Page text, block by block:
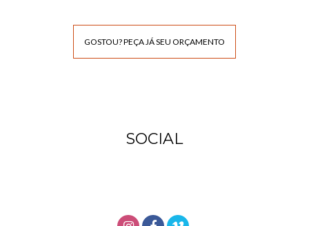
GOSTOU? PEÇA JÁ SEU ORÇAMENTO
SOCIAL